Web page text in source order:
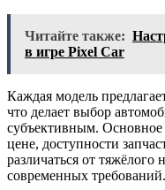
Читайте также:
в игре Pixel Car
Каждая модель
что делает выбор
субъективным. Основное
цене, доступности
различаться от
современных требований.